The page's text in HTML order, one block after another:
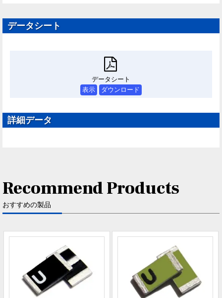
データシート
データシート
表示
ダウンロード
詳細データ
Recommend Products
おすすめの製品